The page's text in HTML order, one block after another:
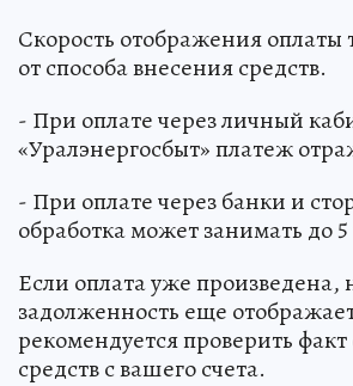
Скорость отображения оплаты
от способа внесения средств.
- При оплате через личный
«Уралэнергосбыт» платеж
- При оплате через банки и
обработка может занимать до
Если оплата уже произведена,
задолженность еще
рекомендуется проверить
средств с вашего счета.